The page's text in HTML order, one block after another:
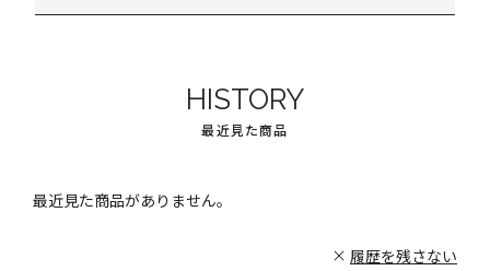
HISTORY
最近見た商品
最近見た商品がありません。
履歴を残さない